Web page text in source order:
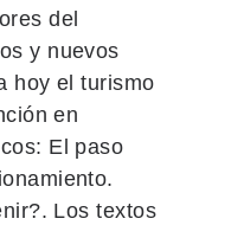
del
y nuevos
hoy el turismo
en
El paso
Los textos